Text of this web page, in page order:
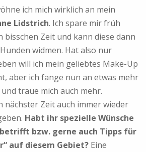
ich mich wirklich an mein
Lidstrich. Ich spare mir früh
bisschen Zeit und kann diese dann
widmen. Hat also nur
will ich mein geliebtes Make-Up
aber ich fange nun an etwas mehr
traue mich auch mehr.
nächster Zeit auch immer wieder
Habt ihr spezielle Wünsche
bzw. gerne auch Tipps für
auf diesem Gebiet? Eine